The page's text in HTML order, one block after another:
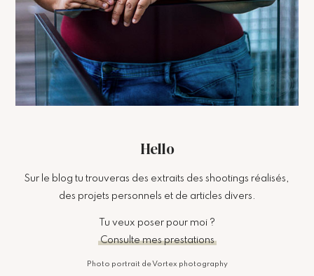
Hello
Sur le blog tu trouveras des extraits des shootings réalisés,
des projets personnels et de articles divers.
Tu veux poser pour moi ?
Consulte mes prestations
Photo portrait de Vortex photography